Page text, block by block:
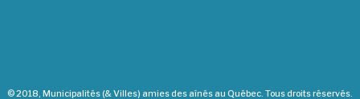
© 2018, Municipalités (& Villes) amies des aînés au Québec. Tous droits réservés.